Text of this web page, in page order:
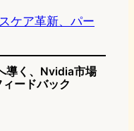
ケア革新、パー
導く、Nvidia市場
ードバック